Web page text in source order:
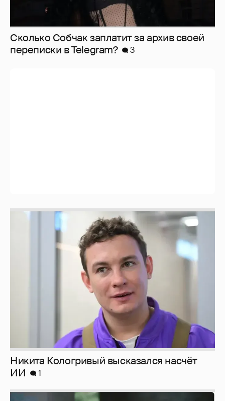
Сколько Собчак заплатит за архив своей
перeписки в Telegram?
3
Никита Кологривый высказался насчёт
ИИ
1